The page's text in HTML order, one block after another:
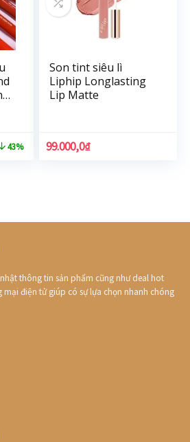
43%
Son tint siêu lì
Liphip Longlasting
Lip Matte
99.000,0₫
thông tin sản phẩm cũng như deal hot
mại điện tử giúp có sự lựa chọn nhanh chóng